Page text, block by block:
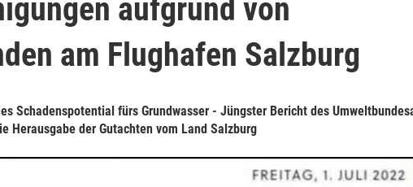
aufgrund von
am Flughafen Salzburg
Schadenspotential fürs Grundwasser - Jüngster Bericht des
der Gutachten vom Land Salzburg